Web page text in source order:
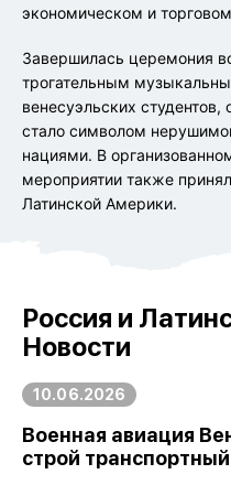
экономическом и
Завершилась церемония
трогательным
венесуэльских
стало символом
нациями. В
мероприятии также
Латинской Америки.
Россия и
Новости
10.06.2026
Военная авиация
строй